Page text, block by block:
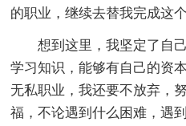
的职业，继续去替我完成这个
想到这里，我坚定了自己
学习知识，能够有自己的资
无私职业，我还要不放弃，
福，不论遇到什么困难，遇